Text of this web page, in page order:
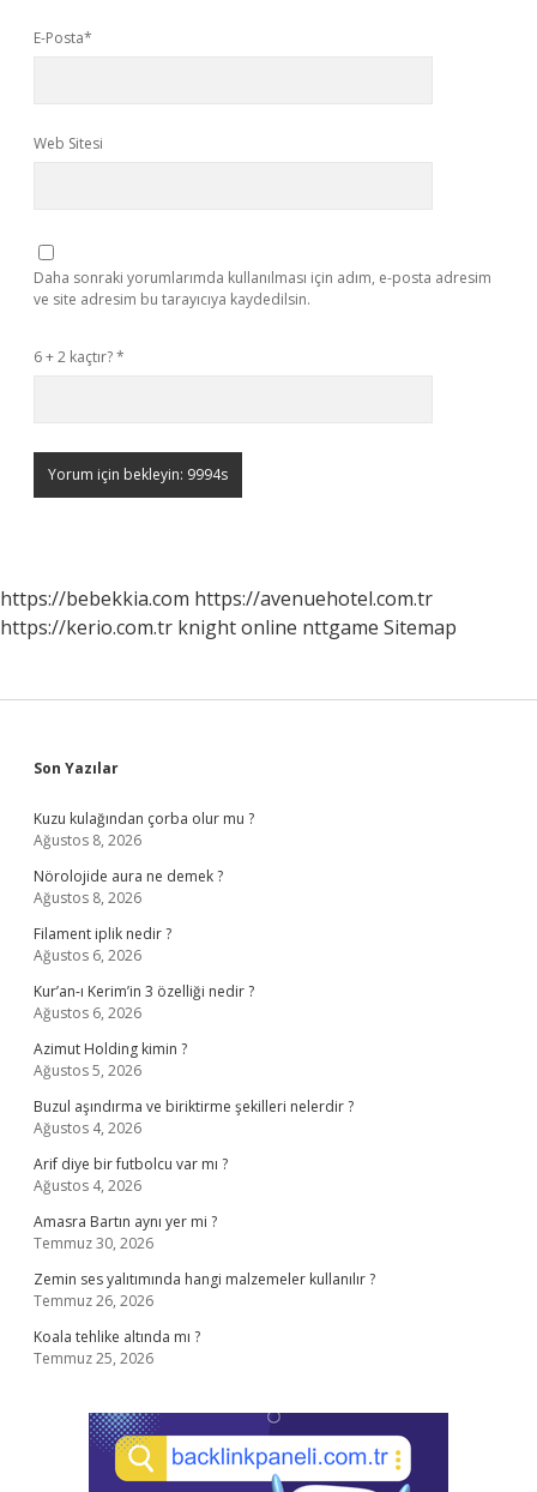
E-Posta*
Web Sitesi
Daha sonraki yorumlarımda kullanılması için adım, e-posta adresim
ve site adresim bu tarayıcıya kaydedilsin.
6 + 2 kaçtır?*
https://bebekkia.com https://avenuehotel.com.tr
https://kerio.com.tr knight online nttgame Sitemap
Sidebar
Son Yazılar
Kuzu kulağından çorba olur mu ?
Ağustos 8, 2026
Nörolojide aura ne demek ?
Ağustos 8, 2026
Filament iplik nedir ?
Ağustos 6, 2026
Kur’an-ı Kerim’in 3 özelliği nedir ?
Ağustos 6, 2026
Azimut Holding kimin ?
Ağustos 5, 2026
Buzul aşındırma ve biriktirme şekilleri nelerdir ?
Ağustos 4, 2026
Arif diye bir futbolcu var mı ?
Ağustos 4, 2026
Amasra Bartın aynı yer mi ?
Temmuz 30, 2026
Zemin ses yalıtımında hangi malzemeler kullanılır ?
Temmuz 26, 2026
Koala tehlike altında mı ?
Temmuz 25, 2026